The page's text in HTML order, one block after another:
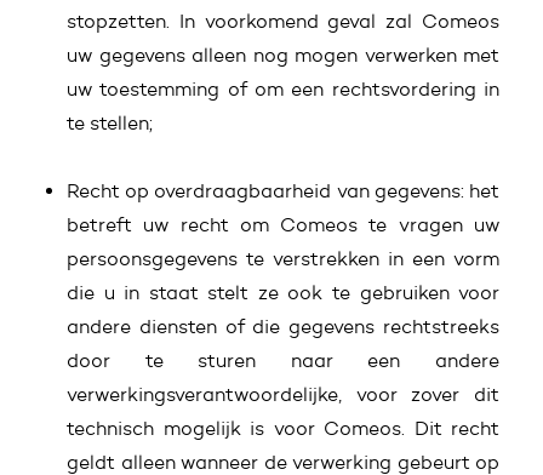
stopzetten. In voorkomend geval zal Comeos
uw gegevens alleen nog mogen verwerken met
uw toestemming of om een rechtsvordering in
te stellen;
Recht op overdraagbaarheid van gegevens: het
betreft uw recht om Comeos te vragen uw
persoonsgegevens te verstrekken in een vorm
die u in staat stelt ze ook te gebruiken voor
andere diensten of die gegevens rechtstreeks
door te sturen naar een andere
verwerkingsverantwoordelijke, voor zover dit
technisch mogelijk is voor Comeos. Dit recht
geldt alleen wanneer de verwerking gebeurt op